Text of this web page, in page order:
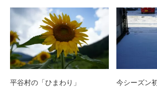
平谷村の「ひまわり」
今シーズン